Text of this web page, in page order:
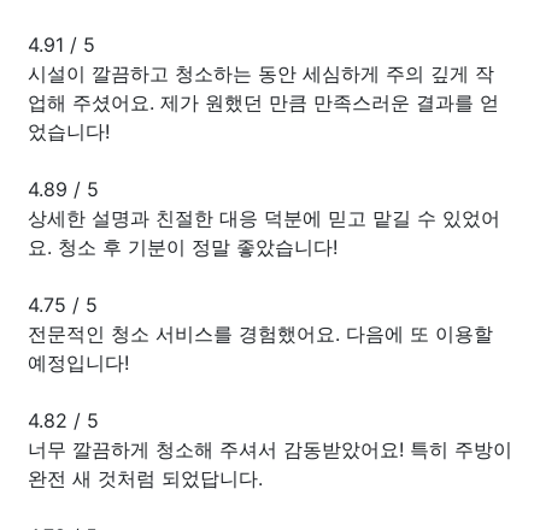
4.91 / 5
시설이 깔끔하고 청소하는 동안 세심하게 주의 깊게 작
업해 주셨어요. 제가 원했던 만큼 만족스러운 결과를 얻
었습니다!
4.89 / 5
상세한 설명과 친절한 대응 덕분에 믿고 맡길 수 있었어
요. 청소 후 기분이 정말 좋았습니다!
4.75 / 5
전문적인 청소 서비스를 경험했어요. 다음에 또 이용할
예정입니다!
4.82 / 5
너무 깔끔하게 청소해 주셔서 감동받았어요! 특히 주방이
완전 새 것처럼 되었답니다.